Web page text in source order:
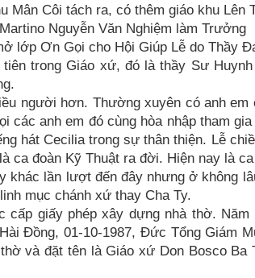
Mân Côi tách ra, có thêm giáo khu Lên
Nguyễn Văn Nghiệm làm Trưởng
lớp Ơn Gọi cho Hội Giúp Lễ do Thầy
trong Giáo xứ, đó là thầy Sư
người hơn. Thường xuyên có anh
các anh em đó cùng hòa nhập tham
hát Cecilia trong sự thân thiện. Lễ
ca đoàn Kỹ Thuật ra đời. Hiện nay là
khác lần lượt đến đây nhưng ở không
mục chánh xứ thay Cha Ty.
giấy phép xây dựng nhà thờ. Năm
Đồng, 01-10-1987, Đức Tổng Giám
và đặt tên là Giáo xứ Don Bosco